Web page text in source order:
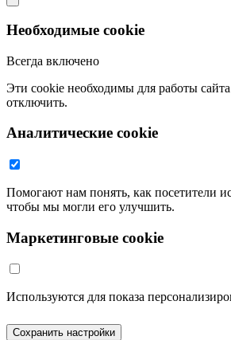
Необходимые cookie
Всегда включено
Эти cookie необходимы для работы
отключить.
Аналитические cookie
Помогают нам понять, как посетители
чтобы мы могли его улучшить.
Маркетинговые cookie
Используются для показа
Сохранить настройки